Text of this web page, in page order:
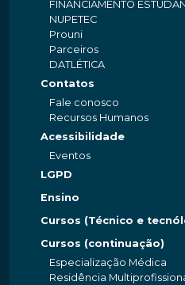
FINANCIAMENTO
NUPETEC
Prouni
Parceiros
DATLÉTICA
Contatos
Fale conosco
Recursos Humanos
Acessibilidade
Eventos
LGPD
Ensino
Cursos (Técnico e
Cursos (continuação)
Especialização Médica
Residência